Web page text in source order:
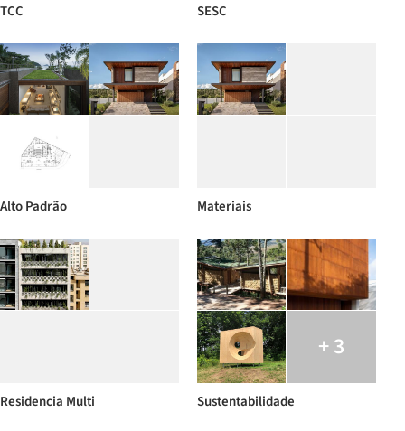
TCC SESC
Alto Padrão Materiais
Residencia Multi
+ 3
Sustentabilidade